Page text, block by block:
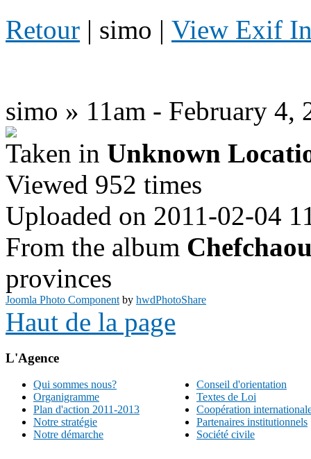
Retour | simo | View Exif
simo » 11am - February 4,
Taken in Unknown
Viewed 952 times
Uploaded on 2011-02-04
From the album
provinces
Joomla Photo Component by hwdPhotoShare
Haut de la page
L'Agence
Qui sommes nous?
Organigramme
Plan d'action 2011-2013
Notre stratégie
Notre démarche
Conseil d'orientation
Textes de Loi
Coopération
Partenaires institutionnels
Société civile